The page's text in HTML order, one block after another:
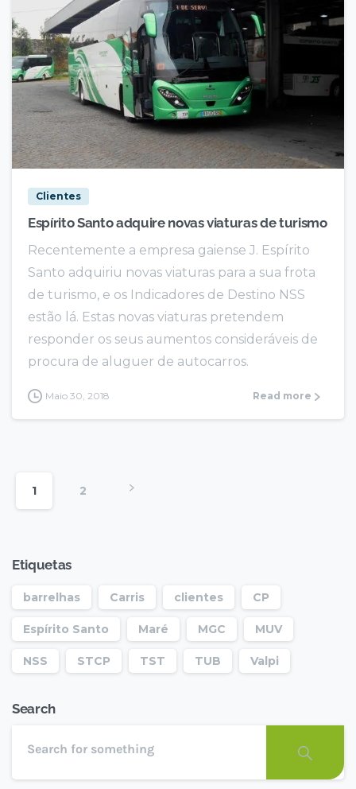
Clientes
Espírito Santo adquire novas viaturas de turismo
Recentemente a empresa gaiense J. Espírito
Santo adquiriu novas viaturas para a sua frota
de turismo, e os Indicadores de Destino NSS
estão lá. Estas novas viaturas pretendem
responder os seus aumentos consideráveis de
procura de aluguer de autocarros.
Maio 30, 2018 Read more
1 2
Etiquetas
barrelhas Carris clientes CP
Espírito Santo Maré MGC MUV
NSS STCP TST TUB Valpi
Search